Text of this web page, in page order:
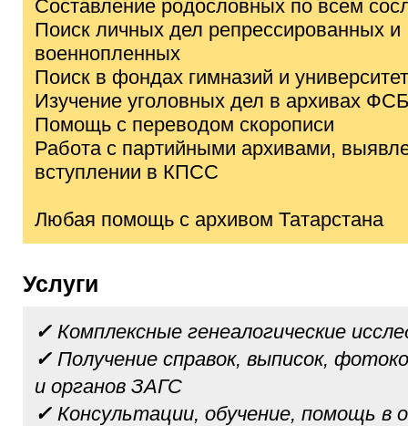
Составление родословных по всем
Поиск личных дел репрессированных и
военнопленных
Поиск в фондах гимназий и
Изучение уголовных дел в архивах ФСБ
Помощь с переводом скорописи
Работа с партийными архивами,
вступлении в КПСС
Любая помощь с архивом Татарстана
Услуги
✓ Комплексные генеалогические
✓ Получение справок, выписок,
и органов ЗАГС
✓ Консультации, обучение, помощь в